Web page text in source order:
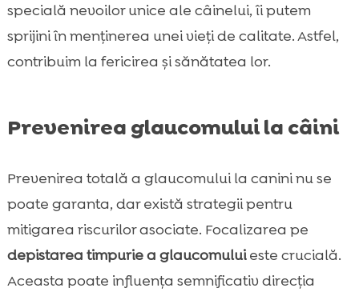
specială nevoilor unice ale câinelui, îi putem
sprijini în menținerea unei vieți de calitate. Astfel,
contribuim la fericirea și sănătatea lor.
Prevenirea glaucomului la câini
Prevenirea totală a glaucomului la canini nu se
poate garanta, dar există strategii pentru
mitigarea riscurilor asociate. Focalizarea pe
depistarea timpurie a glaucomuluieste crucială.
Aceasta poate influența semnificativ direcția